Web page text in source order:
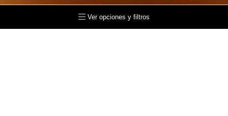
Ver opciones y filtros